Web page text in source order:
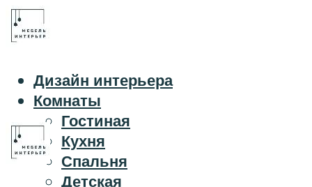
Дизайн интерьера
Комнаты
Гостиная
Кухня
Спальня
Детская